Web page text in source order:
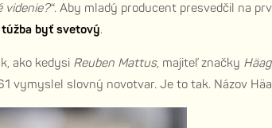
. Aby mladý producent presvedčil na
byť svetový.
ako kedysi Reuben Mattus, majiteľ značky
vymyslel slovný novotvar. Je to tak. Názov